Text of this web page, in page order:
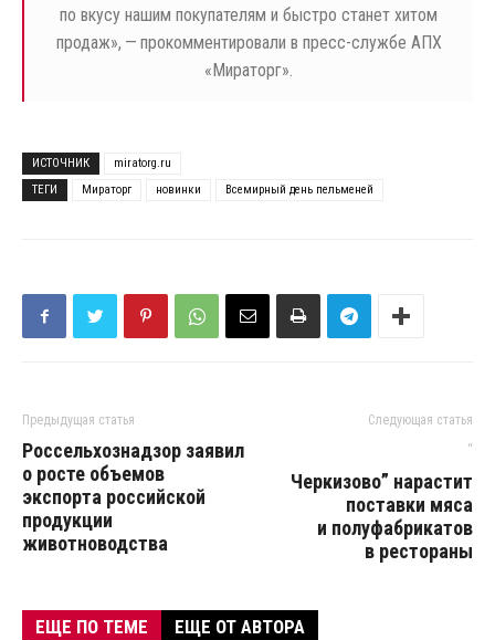
по вкусу нашим покупателям и быстро станет хитом
продаж», — прокомментировали в пресс-службе АПХ
«Мираторг».
ИСТОЧНИК
miratorg.ru
ТЕГИ
Мираторг новинки Всемирный день пельменей
Предыдущая статья
Россельхознадзор заявил
о росте объемов
экспорта российской
продукции
животноводства
Следующая статья
“
Черкизово” нарастит
поставки мяса
и полуфабрикатов
в рестораны
ЕЩЕ ПО ТЕМЕ ЕЩЕ ОТ АВТОРА